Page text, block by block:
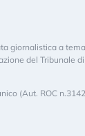
giornalistica a
del Tribunale
(Aut. ROC